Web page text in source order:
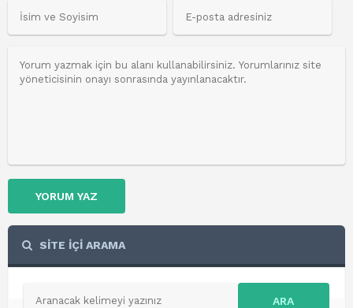
YORUM YAZ
SİTE İÇİ ARAMA
ARA